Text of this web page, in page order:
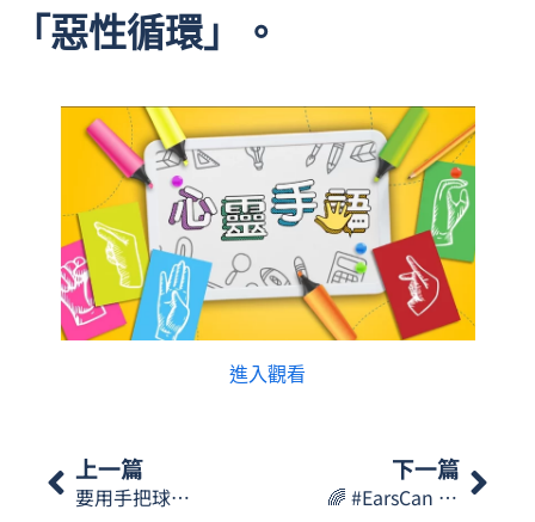
「惡性循環」。
進入觀看
上一篇
要用手把球打過網，不能讓球落地喔！發球、接球、殺球，每個動作都很有趣，快和朋友一起來玩吧！想知道「排球」的澳門手語怎樣表達呢？…【星期一手語】
下一篇
🌈 #EarsCan 與您一起談聽說礙💛